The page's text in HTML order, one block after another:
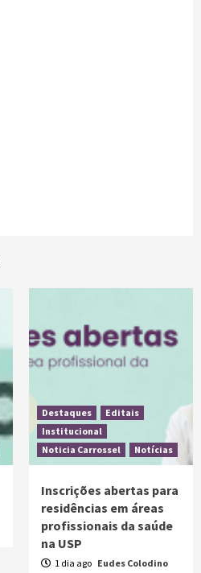
Destaques
Editais
Institucional
Noticia Carrossel
Notícias
Inscrições abertas para
residências em áreas
profissionais da saúde
na USP
1 dia ago Eudes Colodino